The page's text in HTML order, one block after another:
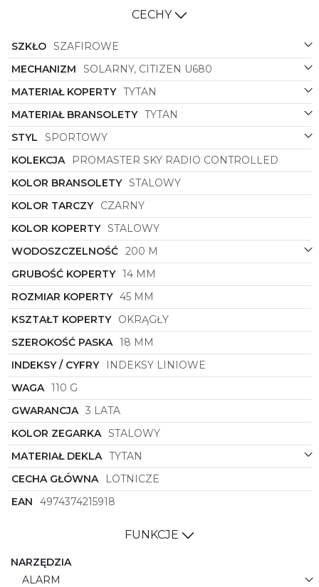
Citizen z modułem Radio Controlled – zegarek,
Cyferblat inspirowany kokpitem to szereg
praktycznych funkcji. Zegarek wyposażono m.in. w
datownik z funkcją wiecznego kalendarza,
chronograf oraz wskaźnik czasu światowego.
Ponadto obrotowy bezel pozwala wygodnie
zaznaczać punkty na osi czasu, a suwak
logarytmiczny ułatwia obliczenia matematyczne.
Wbudowany moduł Radio Controlled łączy się z
zegarem atomowym, umożliwiając automatyczną
korektę czasu oraz daty. Gwarantuje to maksymalną
precyzję chodu. Zamów w SWISS i odkryj jego
potencjał!
CECHY
SZKŁO SZAFIROWE
MECHANIZM
SOLARNY, CITIZEN U680
MATERIAŁ KOPERTY TYTAN
MATERIAŁ BRANSOLETY TYTAN
STYL
SPORTOWY
KOLEKCJA
PROMASTER SKY RADIO CONTROLLED
KOLOR BRANSOLETY STALOWY
KOLOR TARCZY CZARNY
KOLOR KOPERTY STALOWY
WODOSZCZELNOŚĆ 200 M
GRUBOŚĆ KOPERTY 14 MM
ROZMIAR KOPERTY 45 MM
KSZTAŁT KOPERTY OKRĄGŁY
SZEROKOŚĆ PASKA 18 MM
INDEKSY / CYFRY
INDEKSY LINIOWE
WAGA 110 G
GWARANCJA 3 LATA
KOLOR ZEGARKA STALOWY
MATERIAŁ DEKLA TYTAN
CECHA GŁÓWNA
LOTNICZE
EAN
4974374215918
FUNKCJE
NARZĘDZIA
ALARM